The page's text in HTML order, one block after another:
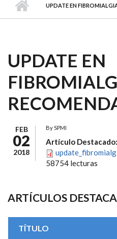
UPDATE EN
UPDATE EN
FEB
02
2018
BySPMI
Artículo Destacado:
58754 lecturas
ARTÍCULOS
TÍTULO